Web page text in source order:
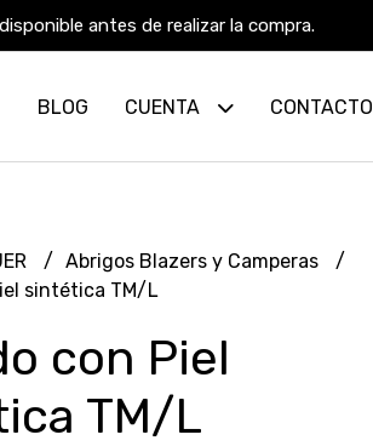
antes de realizar la compra.
BLOG CUENTA CONTACTO
Abrigos Blazers y Camperas
sintética TM/L
con Piel
TM/L